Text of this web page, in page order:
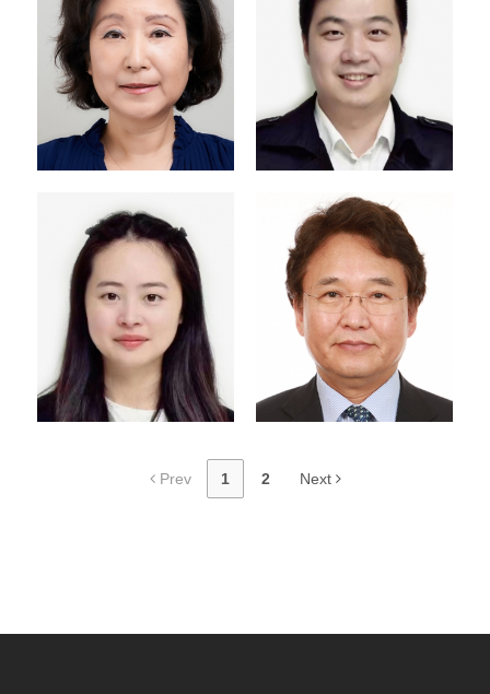
elementarypastor@k
apcq.org
교육전도사 | 유년부 | 특
별활동위원회
ertongbupastor@kap
cq.org
중국어예배부 고등부/얼
퉁부
youerbupastor@kapc
q.org
중국어예배부 교육부
cmchoir@kapcq.org
협력전도사 | 중국어예
배부 찬양대
Prev 1 2 Next